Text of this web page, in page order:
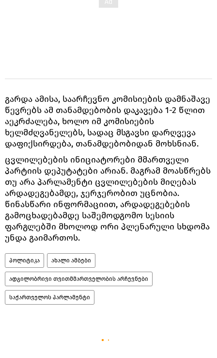
გარდა ამისა, საარჩევნო კომისიების დამნაშავე
წევრებს ამ თანამდებობის დაკავება 1-2 წლით
აეკრძალება, ხოლო იმ კომისიების
ხელმძღვანელებს, სადაც მსგავსი დარღვევა
დაფიქსირდება, თანამდებობიდან მოხსნიან.
ცვლილებების ინიციატორები მმართველი
პარტიის დეპუტატები არიან. მაგრამ მოასწრებს
თუ არა პარლამენტი ცვლილებების მიღებას
არდადეგებამდე, ჯერჯერობით უცნობია.
წინასწარი ინფორმაციით, არდადეგებების
გამოცხადებამდე საშემოდგომო სესიის
ფარგლებში მხოლოდ ორი პლენარული სხდომა
უნდა გაიმართოს.
პოლიტიკა ახალი ამბები
ადგილობრივი თვითმმართველობის არჩევნები
საქართველოს პარლამენტი